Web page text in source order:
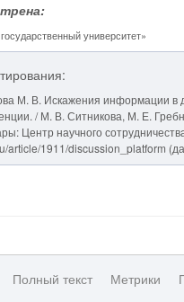
университет»
М. В. Искажения информации в
/ М. В. Ситникова, М. Е.
Центр научного
article/1911/discussion_platform
Полный текст Метрики